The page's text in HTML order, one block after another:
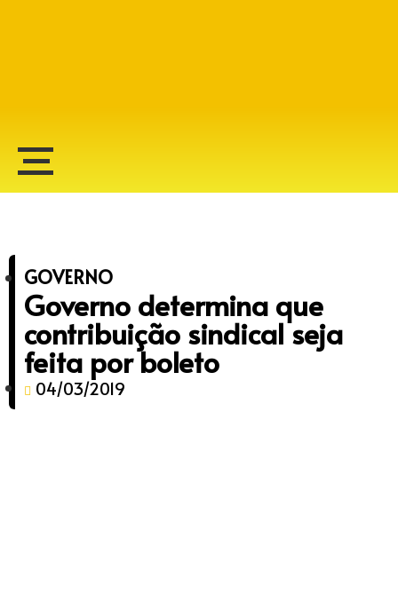
GOVERNO
Governo determina que
contribuição sindical seja
feita por boleto
04/03/2019